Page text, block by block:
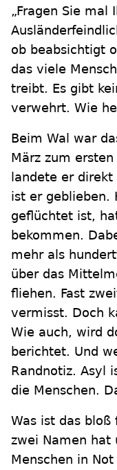
„Fragen Sie mal
ob beabsichtigt
das viele
treibt. Es gibt
verwehrt. Wie
Beim Wal war
März zum
landete er
ist er geblieben.
geflüchtet ist,
bekommen.
mehr als
über das
fliehen. Fast
vermisst. Doch
Wie auch, wird
berichtet. Und
Randnotiz. Asyl
die Menschen.
Was ist das
zwei Namen hat
Menschen in